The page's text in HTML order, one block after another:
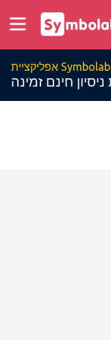
אפליקציית Symbolab